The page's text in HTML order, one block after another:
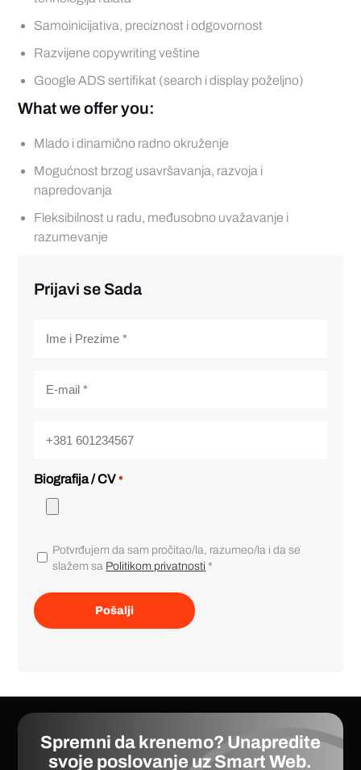
Samoinicijativa, preciznost i odgovornost
Razvijene copywriting veštine
Google ADS sertifikat (search i display poželjno)
What we offer you:
Mlado i dinamično radno okruženje
Mogućnost brzog usavršavanja, razvoja i
napredovanja
Fleksibilnost u radu, međusobno uvažavanje i
razumevanje
Prijavi se Sada
Biografija / CV *
Confirm
*
Potvrđujem da sam pročitao/la, razumeo/la i da se
slažem sa Politikom privatnosti *
Spremni da krenemo? Unapredite
svoje poslovanje uz Smart Web.